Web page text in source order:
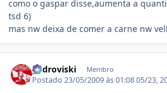
como o gaspar disse,aumenta a
tsd 6)
mas nw deixa de comer a carne nw
pedroviski Membro
Postado23/05/2009 às 01:0805/23,